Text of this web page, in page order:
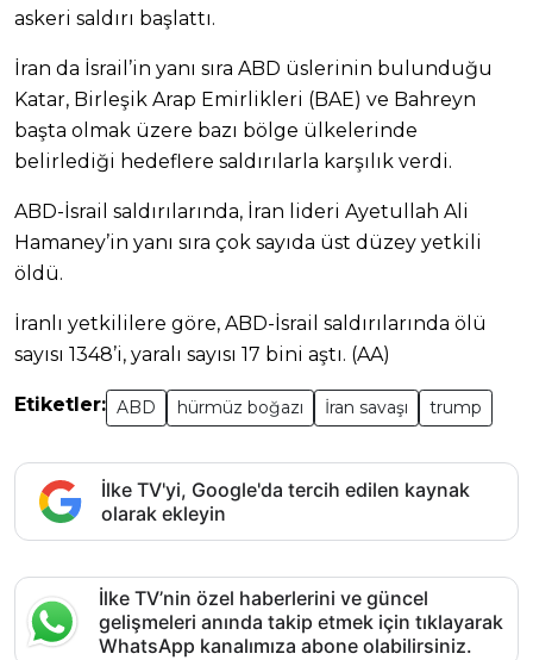
askeri saldırı başlattı.
İran da İsrail’in yanı sıra ABD üslerinin bulunduğu
Katar, Birleşik Arap Emirlikleri (BAE) ve Bahreyn
başta olmak üzere bazı bölge ülkelerinde
belirlediği hedeflere saldırılarla karşılık verdi.
ABD-İsrail saldırılarında, İran lideri Ayetullah Ali
Hamaney’in yanı sıra çok sayıda üst düzey yetkili
öldü.
İranlı yetkililere göre, ABD-İsrail saldırılarında ölü
sayısı 1348’i, yaralı sayısı 17 bini aştı. (AA)
Etiketler: ABD hürmüz boğazı İran savaşı trump
İlke TV'yi, Google'da tercih edilen kaynak
olarak ekleyin
İlke TV’nin özel haberlerini ve güncel
gelişmeleri anında takip etmek için tıklayarak
WhatsApp kanalımıza abone olabilirsiniz.